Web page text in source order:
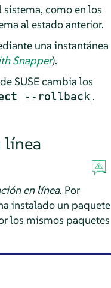
como en los
al estado anterior.
una instantánea
Snapper).
SUSE cambia los
--rollback .
línea
en línea. Por
instalado un paquete
los mismos paquetes